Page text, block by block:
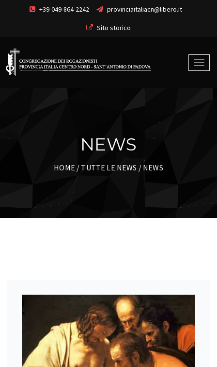
+39-049-864-2242 provinciaitaliacn@libero.it
Sito storico
NEWS
HOME / TUTTE LE NEWS / NEWS